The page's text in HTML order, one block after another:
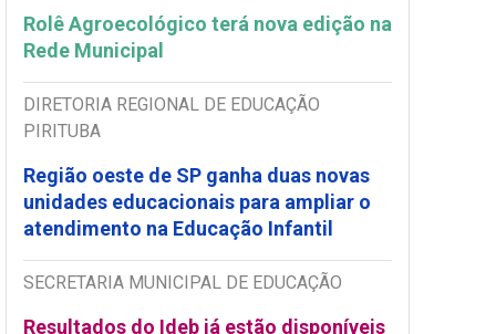
Rolê Agroecológico terá nova edição na
Rede Municipal
DIRETORIA REGIONAL DE EDUCAÇÃO
PIRITUBA
Região oeste de SP ganha duas novas
unidades educacionais para ampliar o
atendimento na Educação Infantil
SECRETARIA MUNICIPAL DE EDUCAÇÃO
Resultados do Ideb já estão disponíveis